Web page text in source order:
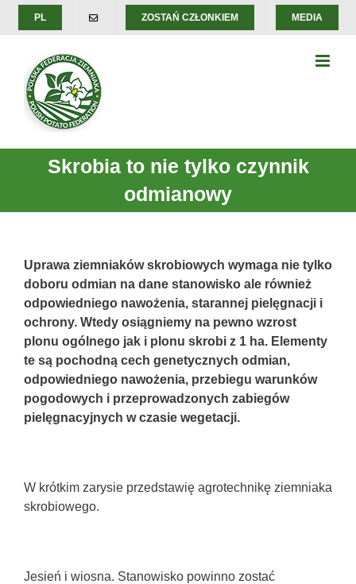
Skip
PL ZOSTAŃ CZŁONKIEM MEDIA
Skrobia to nie tylko czynnik
odmianowy
Uprawa ziemniaków skrobiowych wymaga nie tylko
doboru odmian na dane stanowisko ale również
odpowiedniego nawożenia, starannej pielęgnacji i
ochrony. Wtedy osiągniemy na pewno wzrost
plonu ogólnego jak i plonu skrobi z 1 ha. Elementy
te są pochodną cech genetycznych odmian,
odpowiedniego nawożenia, przebiegu warunków
pogodowych i przeprowadzonych zabiegów
pielęgnacyjnych w czasie wegetacji.
W krótkim zarysie przedstawię agrotechnikę ziemniaka
skrobiowego.
Jesień i wiosna. Stanowisko powinno zostać